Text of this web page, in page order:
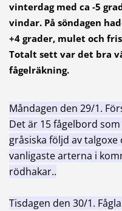
vinterdag med ca -5
vindar. På söndagen
+4 grader, mulet och
Totalt sett var det bra
fågelräkning.
Måndagen den 29/1.
Det är 15 fågelbord
gråsiska följd av
vanligaste arterna i
rödhakar..
Tisdagen den 30/1.